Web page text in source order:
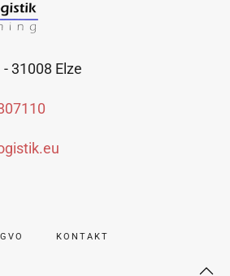
- 31008 Elze
KONTAKT